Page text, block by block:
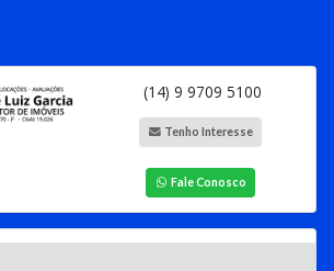
(14) 9 9709 5100
Tenho Interesse
Fale Conosco